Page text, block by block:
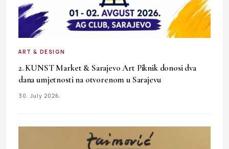
ART & DESIGN
2. KUNST Market & Sarajevo Art Piknik donosi dva
dana umjetnosti na otvorenom u Sarajevu
30. July 2026.